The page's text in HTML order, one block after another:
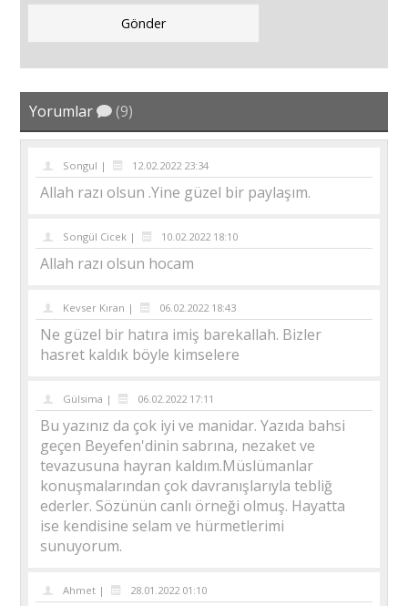
Yorumlar (9)
Songul | 12.02.2022 23:34
Allah razı olsun .Yine güzel bir paylaşım.
Songül Cicek | 10.02.2022 18:10
Allah razı olsun hocam
Kevser Kıran | 06.02.2022 18:43
Ne güzel bir hatıra imiş barekallah. Bizler
hasret kaldık böyle kimselere
Gülsima | 06.02.2022 17:11
Bu yazınız da çok iyi ve manidar. Yazıda bahsi
geçen Beyefen'dinin sabrına, nezaket ve
tevazusuna hayran kaldım.Müslümanlar
konuşmalarından çok davranışlarıyla tebliğ
ederler. Sözünün canlı örneği olmuş. Hayatta
ise kendisine selam ve hürmetlerimi
sunuyorum.
Ahmet | 28.01.2022 01:10